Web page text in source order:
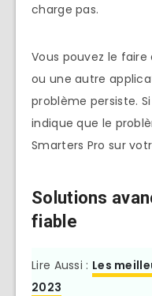
charge pas.
Vous pouvez le
ou une autre
problème persiste.
indique que le
Smarters Pro sur
Solutions
fiable
Lire Aussi : Les
2023